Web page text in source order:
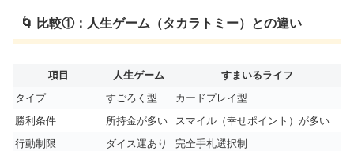
🌀 比較①：人生ゲーム（タカラトミー）との違い
項目 人生ゲーム
すまいるライフ
タイプ
すごろく型
カードプレイ型
勝利条件
所持金が多い
スマイル（幸せポイント）が多い
行動制限
ダイス運あり
完全手札選択制